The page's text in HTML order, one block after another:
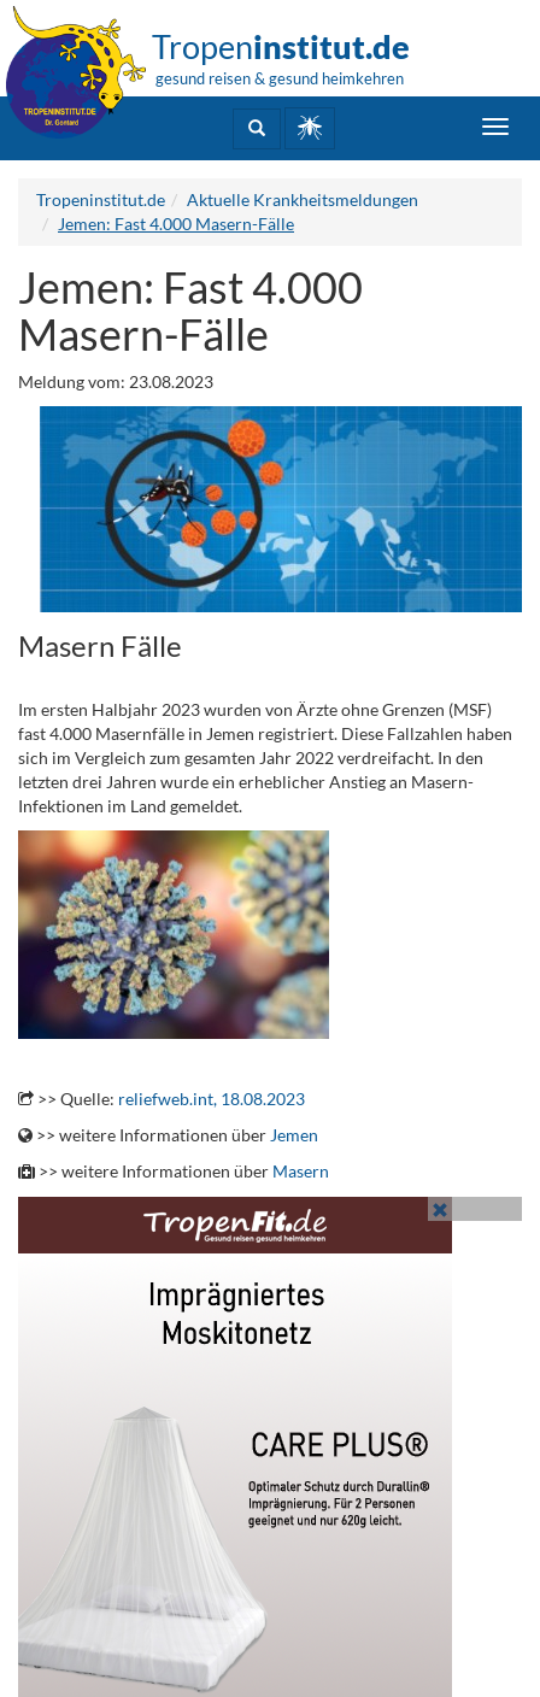
Tropeninstitut.de
gesund reisen & gesund heimkehren
Tropeninstitut.de
Aktuelle Krankheitsmeldungen
Jemen: Fast 4.000 Masern-Fälle
Jemen: Fast 4.000
Masern-Fälle
Meldung vom: 23.08.2023
Masern Fälle
Im ersten Halbjahr 2023 wurden von Ärzte ohne Grenzen (MSF)
fast 4.000 Masernfälle in Jemen registriert. Diese Fallzahlen haben
sich im Vergleich zum gesamten Jahr 2022 verdreifacht. In den
letzten drei Jahren wurde ein erheblicher Anstieg an Masern-
Infektionen im Land gemeldet.
>> Quelle: reliefweb.int, 18.08.2023
>> weitere Informationen über Jemen
>> weitere Informationen über Masern